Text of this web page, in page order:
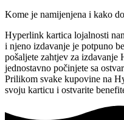
Kome je namijenjena i kako
Hyperlink kartica lojalnosti
i njeno izdavanje je potpuno
pošaljete zahtjev za
jednostavno počinjete sa
Prilikom svake kupovine na
svoju karticu i ostvarite